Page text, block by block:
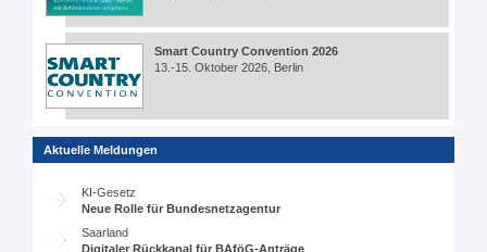
Smart Country Convention 2026
13.-15. Oktober 2026, Berlin
Aktuelle Meldungen
KI-Gesetz
Neue Rolle für Bundesnetzagentur
Saarland
Digitaler Rückkanal für BAföG-Anträge